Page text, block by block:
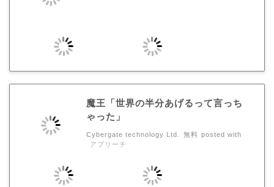
魔王「世界の半分あげるって言っち
ゃった」
Cybergate technology Ltd. 無料 posted with
アプリーチ